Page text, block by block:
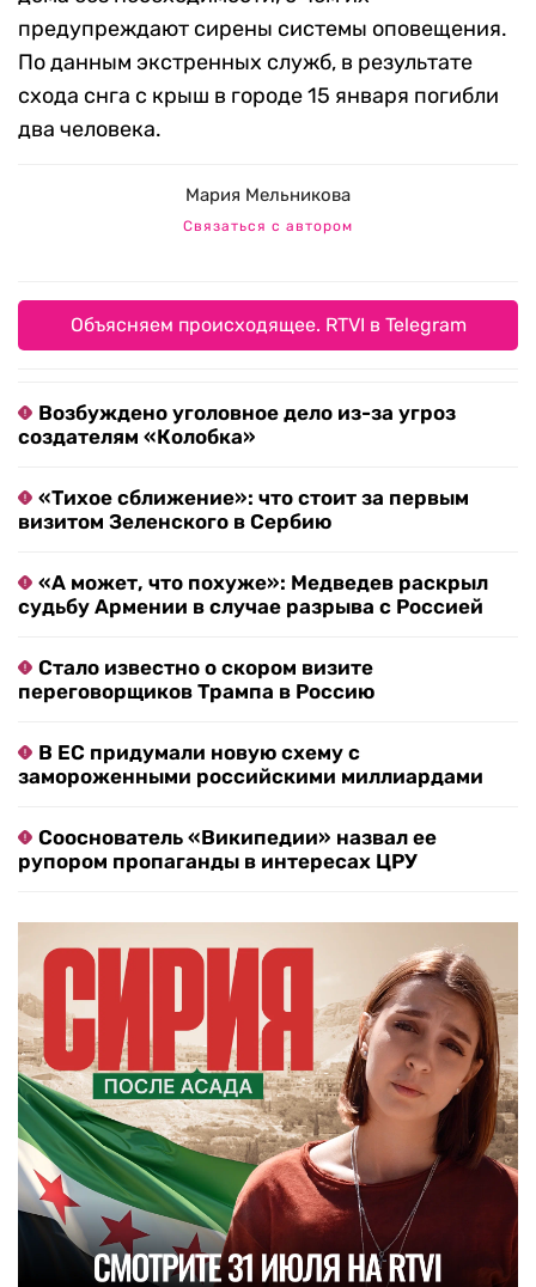
предупреждают сирены системы оповещения.
По данным экстренных служб, в результате
схода снга с крыш в городе 15 января погибли
два человека.
Мария Мельникова
Связаться с автором
Объясняем происходящее. RTVI в Telegram
Возбуждено уголовное дело из-за угроз
создателям «Колобка»
«Тихое сближение»: что стоит за первым
визитом Зеленского в Сербию
«А может, что похуже»: Медведев раскрыл
судьбу Армении в случае разрыва с Россией
Стало известно о скором визите
переговорщиков Трампа в Россию
В ЕС придумали новую схему с
замороженными российскими миллиардами
Сооснователь «Википедии» назвал ее
рупором пропаганды в интересах ЦРУ